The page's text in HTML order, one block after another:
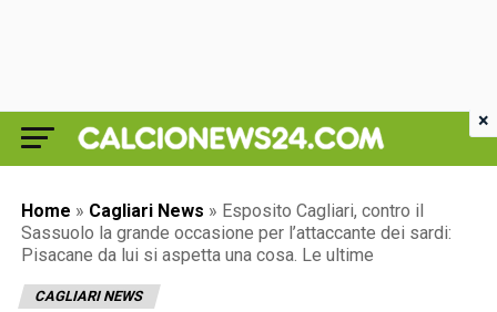
Home » Cagliari News » Esposito Cagliari, contro il
Sassuolo la grande occasione per l’attaccante dei sardi:
Pisacane da lui si aspetta una cosa. Le ultime
CAGLIARI NEWS
×